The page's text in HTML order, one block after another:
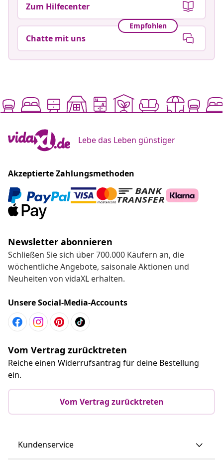
Zum Hilfecenter
Empfohlen
Chatte mit uns
Lebe das Leben günstiger
Akzeptierte Zahlungsmethoden
Newsletter abonnieren
Schließen Sie sich über 700.000 Käufern an, die
wöchentliche Angebote, saisonale Aktionen und
Neuheiten von vidaXL erhalten.
Unsere Social-Media-Accounts
Vom Vertrag zurücktreten
Reiche einen Widerrufsantrag für deine Bestellung
ein.
Vom Vertrag zurücktreten
Kundenservice